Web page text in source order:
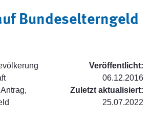
Bundeselterngeld
Antrag,
Veröffentlicht:
06.12.2016
Zuletzt aktualisiert:
25.07.2022